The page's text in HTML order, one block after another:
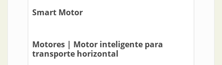
Smart Motor
Motores | Motor inteligente para
transporte horizontal